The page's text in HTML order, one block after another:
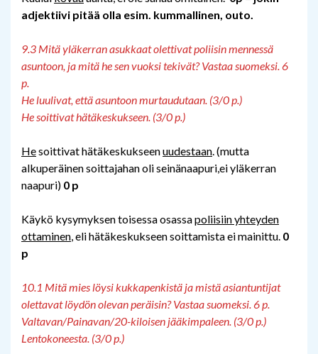
adjektiivi pitää olla esim. kummallinen, outo.
9.3 Mitä yläkerran asukkaat olettivat poliisin mennessä
asuntoon, ja mitä he sen vuoksi tekivät? Vastaa suomeksi. 6
p.
He luulivat, että asuntoon murtaudutaan. (3/0 p.)
He soittivat hätäkeskukseen. (3/0 p.)
Hesoittivat hätäkeskukseenuudestaan. (mutta
alkuperäinen soittajahan oli seinänaapuri,ei yläkerran
naapuri) 0 p
Käykö kysymyksen toisessa osassapoliisiin yhteyden
ottaminen, eli hätäkeskukseen soittamista ei mainittu. 0
p
10.1 Mitä mies löysi kukkapenkistä ja mistä asiantuntijat
olettavat löydön olevan peräisin? Vastaa suomeksi. 6 p.
Valtavan/Painavan/20-kiloisen jääkimpaleen. (3/0 p.)
Lentokoneesta. (3/0 p.)